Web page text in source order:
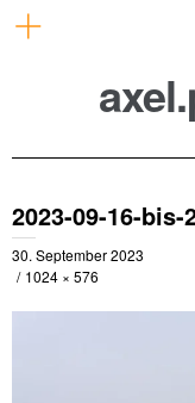
2023-09-16-bis-
30. September 2023
1024 × 576